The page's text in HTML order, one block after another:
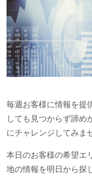
毎週お客様に情報を提
しても見つからず諦め
にチャレンジしてみま
本日のお客様の希望エ
地の情報を明日から探